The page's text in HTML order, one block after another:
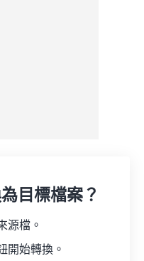
目標檔案？
源檔。
開始轉換。